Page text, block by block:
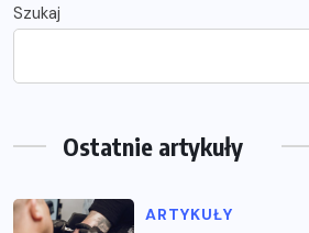
Szukaj
Ostatnie artykuły
ARTYKUŁY